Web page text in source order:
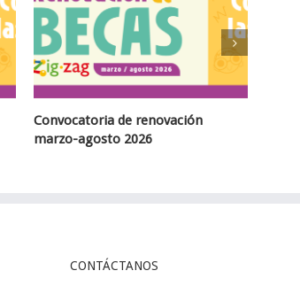
Convocatoria de becas marzo
agosto 2026
CONTÁCTANOS